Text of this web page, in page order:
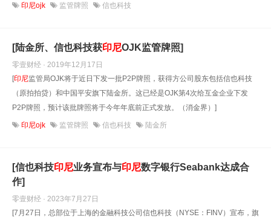
印尼ojk 监管牌照 信也科技
[陆金所、信也科技获印尼OJK监管牌照]
零壹财经 · 2019年12月17日
[印尼监管局OJK将于近日下发一批P2P牌照，获得方公司股东包括信也科技
（原拍拍贷）和中国平安旗下陆金所。这已经是OJK第4次给互金企业下发
P2P牌照，预计该批牌照将于今年年底前正式发放。（消金界）]
印尼ojk 监管牌照 信也科技 陆金所
[信也科技印尼业务宣布与印尼数字银行Seabank达成合
作]
零壹财经 · 2023年7月27日
[7月27日，总部位于上海的金融科技公司信也科技（NYSE：FINV）宣布，旗